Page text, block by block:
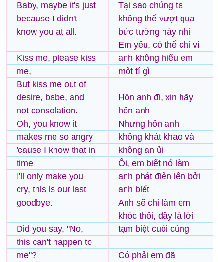
Baby, maybe it's just
because I didn't
know you at all.
Kiss me, please kiss
me,
But kiss me out of
desire, babe, and
not consolation.
Oh, you know it
makes me so angry
'cause I know that in
time
I'll only make you
cry, this is our last
goodbye.
Did you say, "No,
this can't happen to
me"?
Tại sao chúng ta
không thể vượt qua
bức tường này nhỉ
Em yêu, có thể chỉ vì
anh không hiểu em
một tí gì
Hôn anh đi, xin hãy
hôn anh
Nhưng hôn anh
không khát khao và
không an ủi
Ôi, em biết nó làm
anh phát điên lên bởi
anh biết
Anh sẽ chỉ làm em
khóc thôi, đây là lời
tạm biệt cuối cùng
Có phải em đã